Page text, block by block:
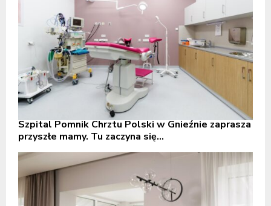
Szpital Pomnik Chrztu Polski w Gnieźnie zaprasza
przyszłe mamy. Tu zaczyna się...